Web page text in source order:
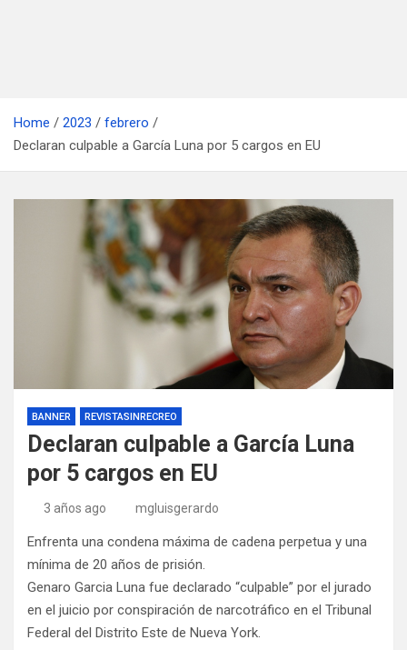
Home 2023
febrero
Declaran culpable a García Luna por 5 cargos en EU
BANNER REVISTASINRECREO
Declaran culpable a García Luna
por 5 cargos en EU
3 años ago mgluisgerardo
Enfrenta una condena máxima de cadena perpetua y una
mínima de 20 años de prisión.
Genaro Garcia Luna fue declarado “culpable” por el jurado
en el juicio por conspiración de narcotráfico en el Tribunal
Federal del Distrito Este de Nueva York.